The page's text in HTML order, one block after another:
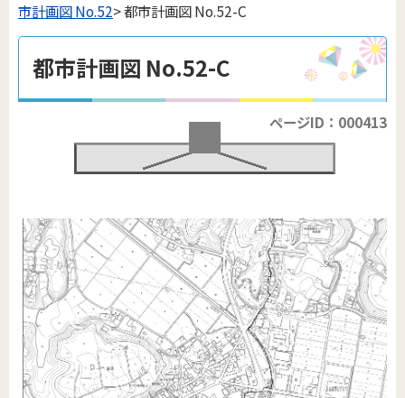
市計画図 No.52> 都市計画図 No.52-C
都市計画図 No.52-C
ページID：000413